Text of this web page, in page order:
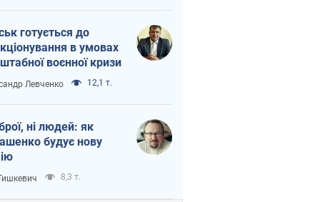
готується до
в умовах
воєнної кризи
Левченко 12,1 т.
ні людей: як
будує нову
8,3 т.